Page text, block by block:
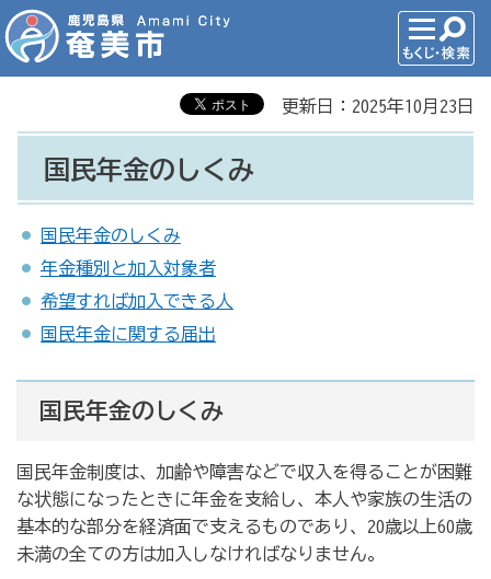
更新日：2025年10月23日
国民年金のしくみ
国民年金のしくみ
年金種別と加入対象者
希望すれば加入できる人
国民年金に関する届出
国民年金のしくみ
国民年金制度は、加齢や障害などで収入を得ることが困難
な状態になったときに年金を支給し、本人や家族の生活の
基本的な部分を経済面で支えるものであり、20歳以上60歳
未満の全ての方は加入しなければなりません。